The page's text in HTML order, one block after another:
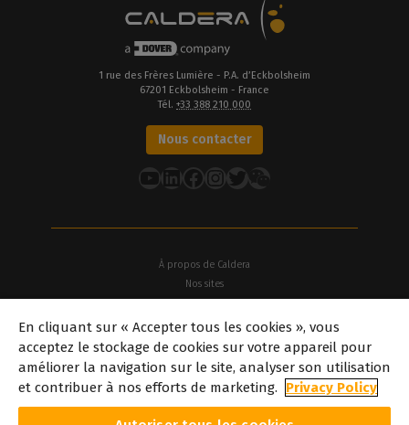
1 rue des Frères Lumière - P.A. d’Eckbolsheim
67201 Eckbolsheim - France
Tél. +33 388 210 000
Nous contacter
YouTube
LinkedIn
Facebook
Instagram
Twitter
À propos de Caldera
Nos sites
Offres d'emploi
Partenaires
caldera.com © 2026 — Tous droits réservés. Toutes les marques
commerciales, logos et noms de marque mentionnés sur ce site
web sont la propriété de leurs détenteurs respectifs. Toutes les
En cliquant sur « Accepter tous les cookies », vous
acceptez le stockage de cookies sur votre appareil pour
améliorer la navigation sur le site, analyser son utilisation
et contribuer à nos efforts de marketing.
Privacy Policy